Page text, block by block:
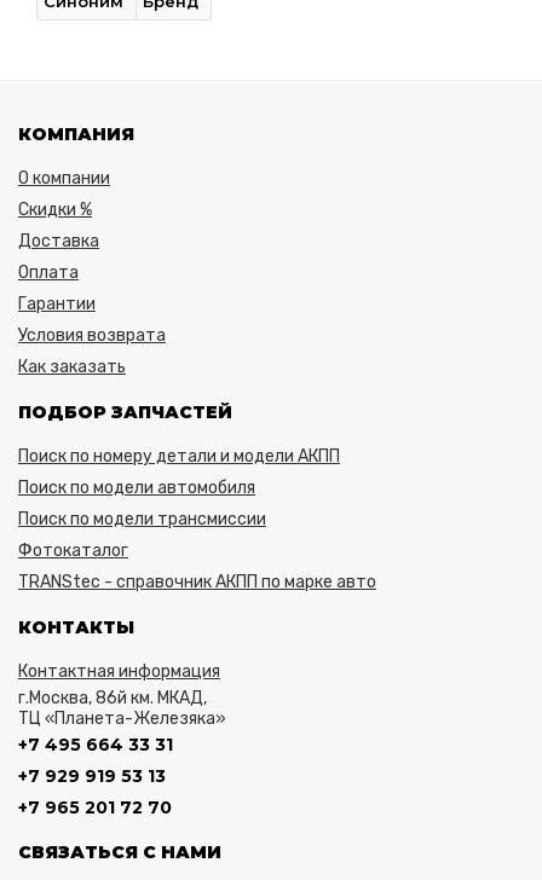
КОМПАНИЯ
О компании
Скидки %
Доставка
Оплата
Гарантии
Условия возврата
Как заказать
ПОДБОР ЗАПЧАСТЕЙ
Поиск по номеру детали и модели АКПП
Поиск по модели автомобиля
Поиск по модели трансмиссии
Фотокаталог
TRANStec - справочник АКПП по марке авто
КОНТАКТЫ
Контактная информация
г.Москва, 86й км. МКАД,
ТЦ «Планета-Железяка»
+7 495 664 33 31
+7 929 919 53 13
+7 965 201 72 70
СВЯЗАТЬСЯ С НАМИ